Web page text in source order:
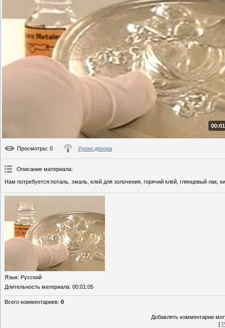
Просмотры: 0 Уроки декора
Описание материала:
Нам потребуется:поталь, эмаль, клей для золочения, горячий клей, глянцевый лак,
Язык: Русский
Длительность материала: 00:01:05
Всего комментариев: 0
Добавлять комментарии
[